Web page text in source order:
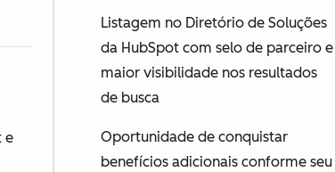
e
Listagem no Diretório de Soluções
da HubSpot com selo de parceiro e
maior visibilidade nos resultados
de busca
Oportunidade de conquistar
benefícios adicionais conforme seu